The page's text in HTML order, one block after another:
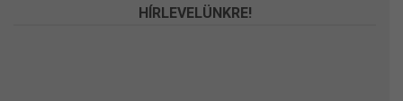
HÍRLEVELÜNKRE!